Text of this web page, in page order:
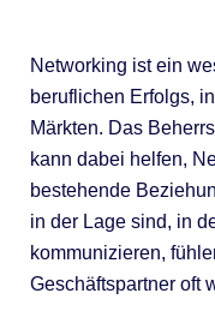
Networking ist ein
beruflichen Erfolgs,
Märkten. Das
kann dabei helfen,
bestehende
in der Lage sind, in
kommunizieren,
Geschäftspartner oft